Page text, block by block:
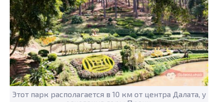
Этот парк располагается в 10 км от центра Далата, у